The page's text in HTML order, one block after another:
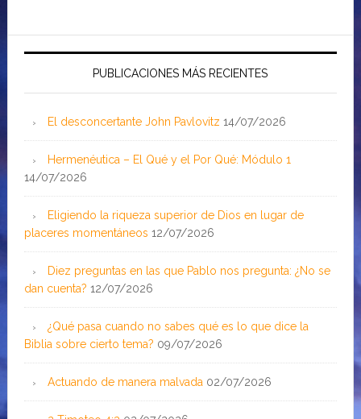
PUBLICACIONES MÁS RECIENTES
El desconcertante John Pavlovitz 14/07/2026
Hermenéutica – El Qué y el Por Qué: Módulo 1
14/07/2026
Eligiendo la riqueza superior de Dios en lugar de
placeres momentáneos 12/07/2026
Diez preguntas en las que Pablo nos pregunta: ¿No se
dan cuenta? 12/07/2026
¿Qué pasa cuando no sabes qué es lo que dice la
Biblia sobre cierto tema? 09/07/2026
Actuando de manera malvada 02/07/2026